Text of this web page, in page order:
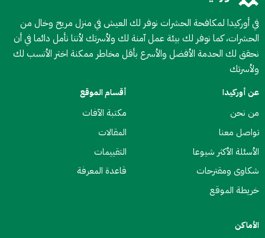
في أوركيدا لمكافحة الحشرات نوفر لك العيش في منزل مريح وخال من
الحشرات، كما نوفر لك بيئة عمل آمنة لك ولأسرتك لأننا نأمل دائما في أن
نحقق لك الحدمة الأفضل والأسرع بأقل مخاطر ممكنة اختر الأنسب لك
ولأسرتك
عن أوركيدا
من نحن
تواصل معنا
الأسئلة الأكثر شيوعا
شكاوى ومقترحات
خريطة الموقع
أقسام الموقع
مكتبة الآفات
المقالات
التقييمات
قاعدة المعرفة
الأماكن